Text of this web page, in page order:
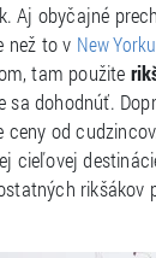
Aj obyčajné
než to v New Yorku
tam použite
sa dohodnúť.
od
cieľovej
rikšákov